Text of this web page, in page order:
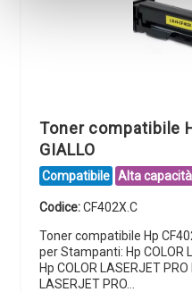
Toner compatibile
GIALLO
Compatibile Alta capacità
Codice:CF402X.C
Toner compatibile Hp
per Stampanti: Hp COLOR
Hp COLOR LASERJET
LASERJET PRO…